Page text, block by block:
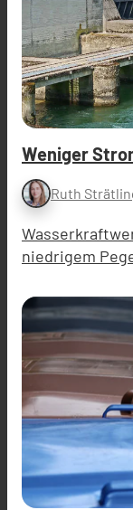
Weniger
Ruth
niedrigem